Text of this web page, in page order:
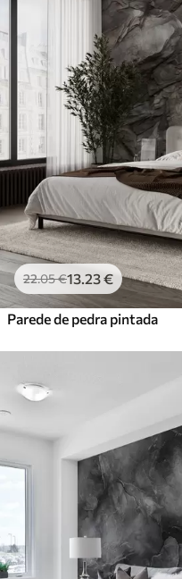
22.05€13 .23€
Parede de pedra pintada